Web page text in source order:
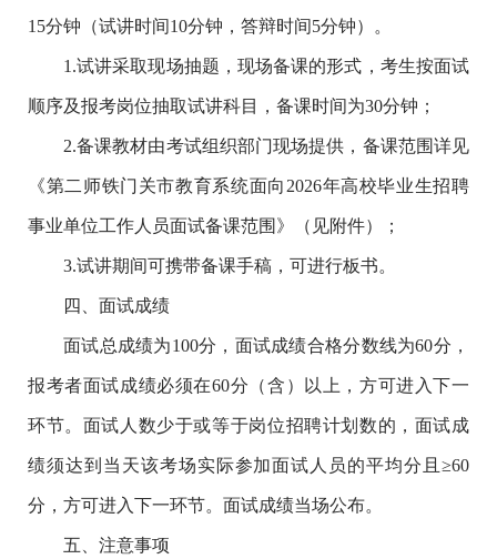
15分钟（试讲时间10分钟，答辩时间5分钟）。
1.试讲采取现场抽题，现场备课的形式，考生按面试
顺序及报考岗位抽取试讲科目，备课时间为30分钟；
2.备课教材由考试组织部门现场提供，备课范围详见
《第二师铁门关市教育系统面向2026年高校毕业生招聘
事业单位工作人员面试备课范围》（见附件）；
3.试讲期间可携带备课手稿，可进行板书。
四、面试成绩
面试总成绩为100分，面试成绩合格分数线为60分，
报考者面试成绩必须在60分（含）以上，方可进入下一
环节。面试人数少于或等于岗位招聘计划数的，面试成
绩须达到当天该考场实际参加面试人员的平均分且≥60
分，方可进入下一环节。面试成绩当场公布。
五、注意事项